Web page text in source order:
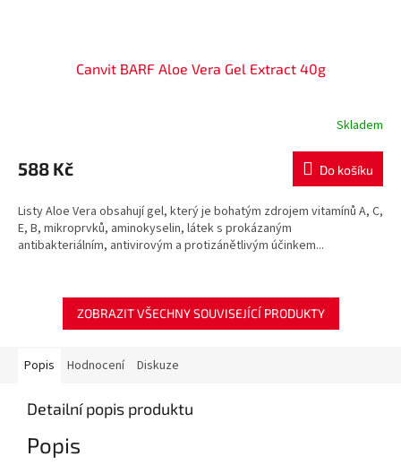
Canvit BARF Aloe Vera Gel Extract 40g
Skladem
588 Kč Do košíku
Listy Aloe Vera obsahují gel, který je bohatým zdrojem vitamínů A, C,
E, B, mikroprvků, aminokyselin, látek s prokázaným
antibakteriálním, antivirovým a protizánětlivým účinkem...
ZOBRAZIT VŠECHNY SOUVISEJÍCÍ PRODUKTY
Popis Hodnocení Diskuze
Detailní popis produktu
Popis